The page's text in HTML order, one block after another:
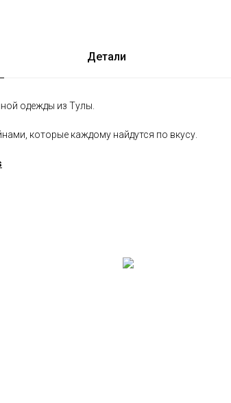
Детали
одежды из Тулы.
которые каждому найдутся по вкусу.